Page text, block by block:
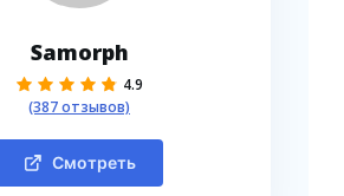
Samorph
4.9
(387 отзывов)
Смотреть